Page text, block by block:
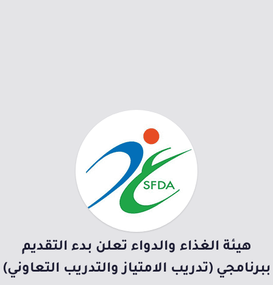
هيئة الغذاء والدواء تعلن بدء التقديم
ببرنامجي (تدريب الامتياز والتدريب التعاوني)